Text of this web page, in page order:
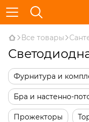
Все товары
Фурнитура и
Бра и настенно-
Прожекторы